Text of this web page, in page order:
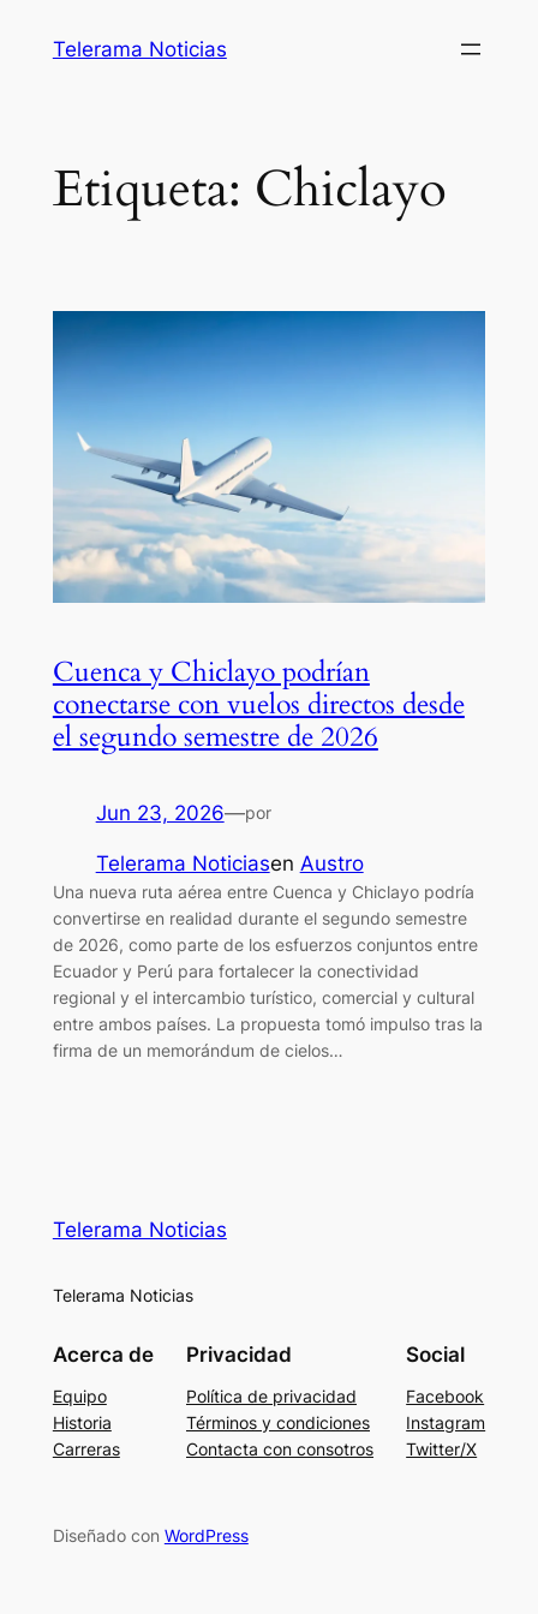
Telerama Noticias
Etiqueta: Chiclayo
Cuenca y Chiclayo podrían
conectarse con vuelos directos desde
el segundo semestre de 2026
Jun 23, 2026—por
Telerama Noticiasen Austro
Una nueva ruta aérea entre Cuenca y Chiclayo podría
convertirse en realidad durante el segundo semestre
de 2026, como parte de los esfuerzos conjuntos entre
Ecuador y Perú para fortalecer la conectividad
regional y el intercambio turístico, comercial y cultural
entre ambos países. La propuesta tomó impulso tras la
firma de un memorándum de cielos…
Telerama Noticias
Telerama Noticias
Acerca de
Equipo
Historia
Carreras
Privacidad
Política de privacidad
Términos y condiciones
Contacta con consotros
Social
Facebook
Instagram
Twitter/X
Diseñado con WordPress